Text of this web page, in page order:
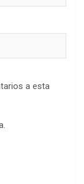
a esta